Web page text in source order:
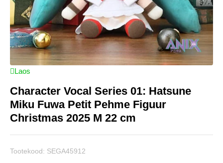
Laos
Character Vocal Series 01: Hatsune
Miku Fuwa Petit Pehme Figuur
Christmas 2025 M 22 cm
Tootekood: SEGA45912